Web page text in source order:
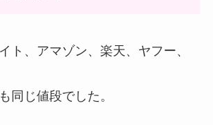
ト、アマゾン、楽天、ヤフー、
同じ値段でした。